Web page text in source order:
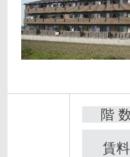
階
賃料